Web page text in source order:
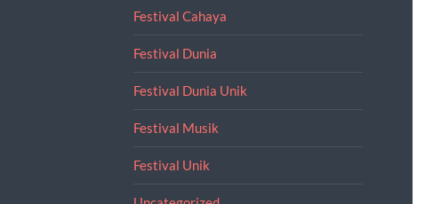
Festival Cahaya
Festival Dunia
Festival Dunia Unik
Festival Musik
Festival Unik